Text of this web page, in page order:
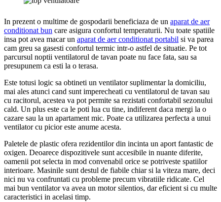
In prezent o multime de gospodarii beneficiaza de un aparat de aer
conditionat bun care asigura confortul temperaturii. Nu toate spatiile
insa pot avea macar un aparat de aer conditionat portabil si va parea
cam greu sa gasesti confortul termic intr-o astfel de situatie. Pe tot
parcursul noptii ventilatorul de tavan poate nu face fata, sau sa
presupunem ca esti la o terasa.
Este totusi logic sa obtineti un ventilator suplimentar la domiciliu,
mai ales atunci cand sunt imperecheati cu ventilatorul de tavan sau
cu racitorul, acestea va pot permite sa rezistati confortabil sezonului
cald. Un plus este ca le poti lua cu tine, indiferent daca mergi la o
cazare sau la un apartament mic. Poate ca utilizarea perfecta a unui
ventilator cu picior este anume acesta.
Paletele de plastic ofera rezidentilor din incinta un aport fantastic de
oxigen. Deoarece dispozitivele sunt accesibile in nuante diferite,
oamenii pot selecta in mod convenabil orice se potriveste spatiilor
interioare. Masinile sunt destul de fiabile chiar si la viteza mare, deci
nici nu va confruntati cu probleme precum vibratiile ridicate. Cel
mai bun ventilator va avea un motor silentios, dar eficient si cu multe
caracteristici in acelasi timp.